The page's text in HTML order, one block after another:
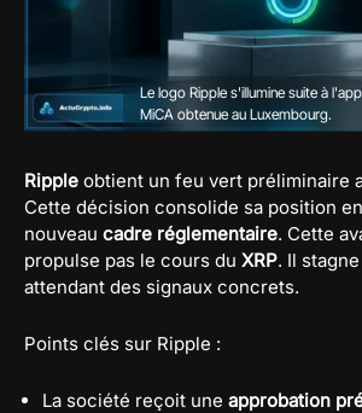
Le logo Ripple s'illumine suite à
MiCA obtenue au Luxembourg.
Ripple obtient un feu vert préliminaire
Cette décision consolide sa position
nouveau cadre réglementaire. Cette
propulse pas le cours du XRP. Il
attendant des signaux concrets.
Points clés sur Ripple :
La société reçoit une approbation